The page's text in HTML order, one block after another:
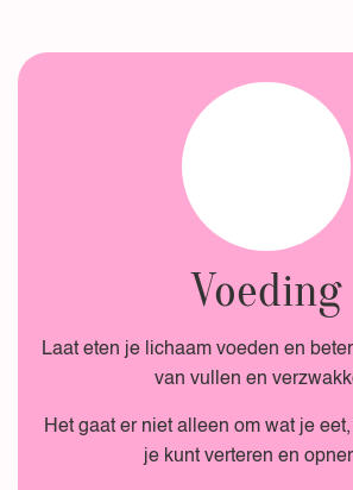
Voeding
Laat eten je lichaam voeden en
van vullen en
Het gaat er niet alleen om wat je
je kunt verteren en